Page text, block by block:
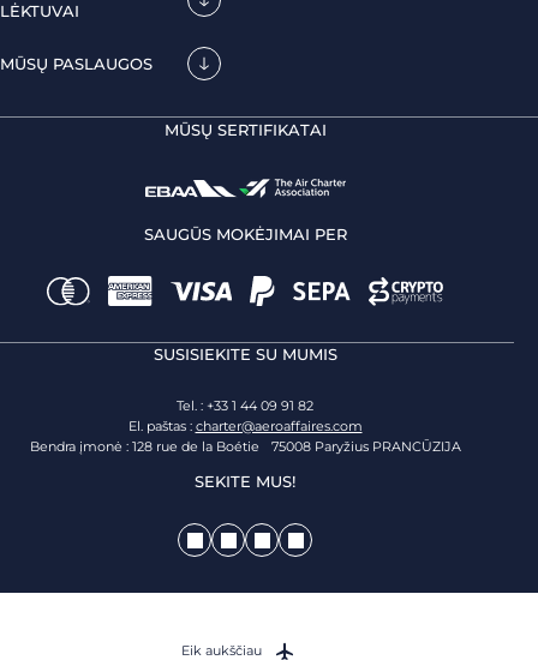
LĖKTUVAI
MŪSŲ PASLAUGOS
MŪSŲ SERTIFIKATAI
SAUGŪS MOKĖJIMAI PER
SUSISIEKITE SU MUMIS
Tel. : +33 1 44 09 91 82
El. paštas : charter@aeroaffaires.com
Bendra įmonė : 128 rue de la Boétie 75008 Paryžius PRANCŪZIJA
SEKITE MUS!
Eik aukščiau